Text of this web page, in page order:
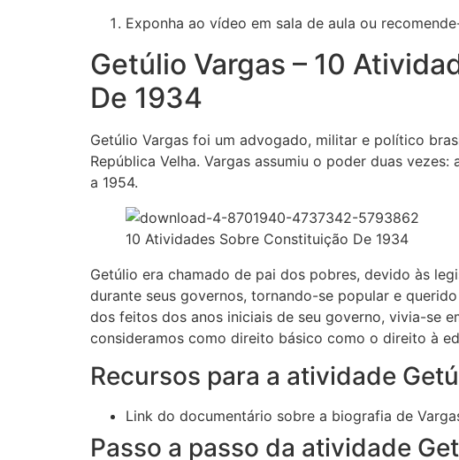
Exponha ao vídeo em sala de aula ou
Getúlio Vargas – 10
De 1934
Getúlio Vargas foi um advogado, militar e político
República Velha. Vargas assumiu o poder duas
a 1954.
10 Atividades Sobre Constituição De 1934
Getúlio era chamado de pai dos pobres, devido às
durante seus governos, tornando-se popular e
dos feitos dos anos iniciais de seu governo, vivia-se
consideramos como direito básico como o direito à
Recursos para a atividade
Link do documentário sobre a biografia de
Passo a passo da atividade